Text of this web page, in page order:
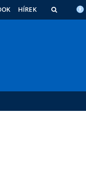
HÍREK